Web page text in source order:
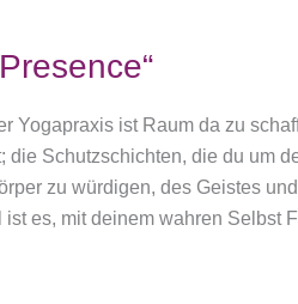
Yogapraxis ist Raum da zu
Schutzschichten, die du um
zu würdigen, des Geistes
es, mit deinem wahren Selbst